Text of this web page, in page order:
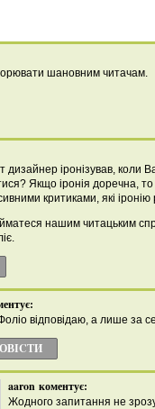
шановним читачам.
дизайнер іронізував,
Якщо іронія доречна,
критиками, які іронію
нашим читацьким
відповідаю, а лише за
aaron коментує:
Жодного запитання не